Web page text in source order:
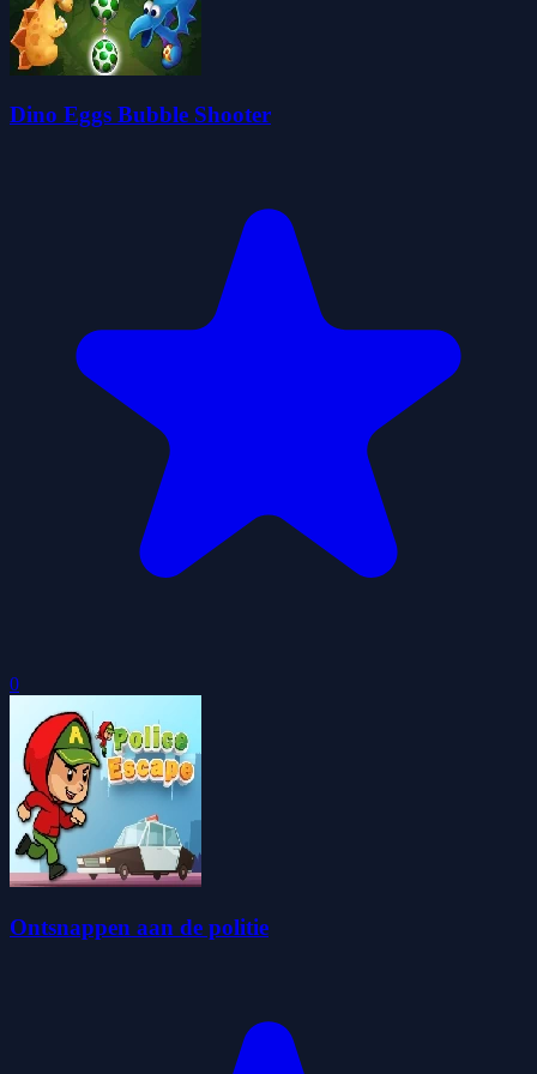
Dino Eggs Bubble Shooter
0
Ontsnappen aan de politie